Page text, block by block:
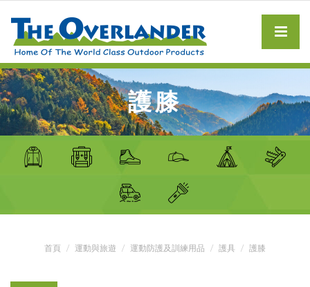
護膝
首頁 運動與旅遊 運動防護及訓練用品 護具 護膝